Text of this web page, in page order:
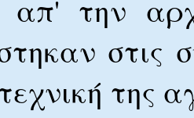
απ' την
στις
της